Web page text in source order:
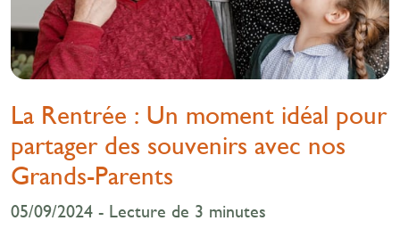
La Rentrée : Un moment idéal pour
partager des souvenirs avec nos
Grands-Parents
05/09/2024 - Lecture de 3 minutes